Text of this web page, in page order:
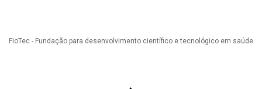
FioTec - Fundação para desenvolvimento científico e tecnológico em saúde